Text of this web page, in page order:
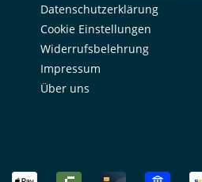
Datenschutzerklärung
Cookie Einstellungen
Widerrufsbelehrung
Impressum
Über uns